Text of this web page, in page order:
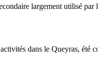
largement utilisé
dans le Queyras, été